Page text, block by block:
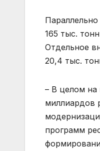
165 тыс.
Отдельное
20,4 тыс.
– В целом на
миллиардов
программ